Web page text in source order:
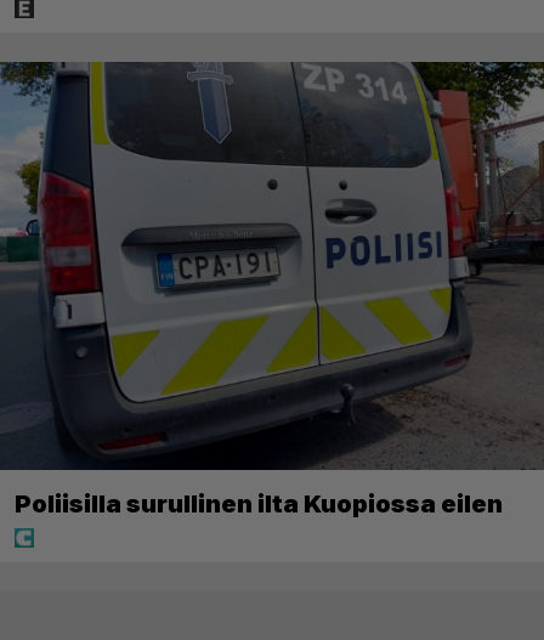
Poliisilla surullinen ilta Kuopiossa eilen